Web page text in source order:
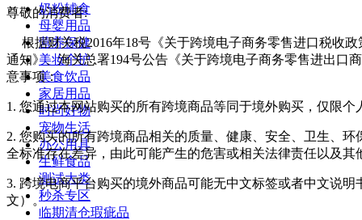
尊敬的消费者:
根据财关税2016年18号《关于跨境电子商务零售进口税收
通知》、海关总署194号公告《关于跨境电子商务零售进出口
意事项：
1. 您通过本网站购买的所有跨境商品等同于境外购买，仅限
2. 您购买的所有跨境商品相关的质量、健康、安全、卫生、
全标准存在差异，由此可能产生的危害或相关法律责任以及
3. 跨境电商平台购买的境外商品可能无中文标签或者中文说
文）。
奶粉辅食
母婴用品
营养保健
美妆个护
美食饮品
家居用品
时尚好物
宠物生活
办公用具
生鲜食品
测试大类
秒杀专区
临期清仓瑕疵品